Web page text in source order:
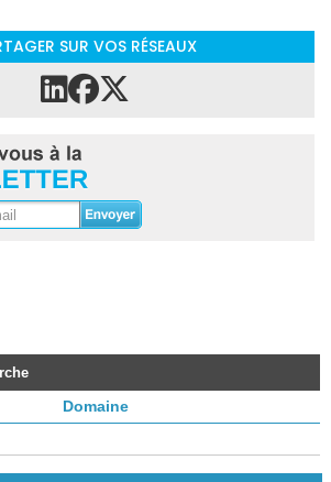
SUR VOS RÉSEAUX
Domaine